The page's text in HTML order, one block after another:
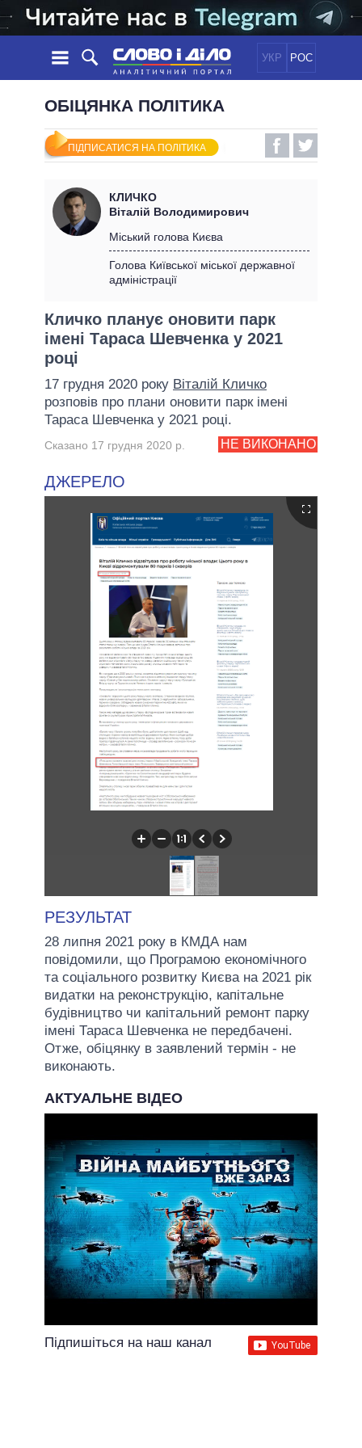
УКР РОС
НОВИНИ
СТРІЧКА
ПОДІЇ
СТАТТІ
ДУМКИ
ОГЛЯДИ
ДАЙДЖЕСТИ
ПОЛІТИКА
ЕКОНОМІКА
СВІТ
ОБIЦЯНКИ
УСІ ПОЛІТИКИ
ПРЕЗИДЕНТ І ОФІС
КАБІНЕТ МІНІСТРІВ
МЕРИ МІСТ
ВСІ ПЕРСОНИ
ІНФОГРАФІКА
ВІДЕО
ПІДТРИМАТИ
ПОРІВНЯННЯ ПОЛІТИКІВ
ОБІЦЯНКА ПОЛІТИКА
ПІДПИСАТИСЯ НА ПОЛІТИКА
КЛИЧКО
Віталій Володимирович
Міський голова Києва
Голова Київської міської державної
адміністрації
Кличко планує оновити парк
імені Тараса Шевченка у 2021
році
17 грудня 2020 року Віталій Кличко
розповів про плани оновити парк імені
Тараса Шевченка у 2021 році.
НЕ ВИКОНАНО
Сказано 17 грудня 2020 р.
ДЖЕРЕЛО
РЕЗУЛЬТАТ
28 липня 2021 року в КМДА нам
повідомили, що Програмою економічного
та соціального розвитку Києва на 2021 рік
видатки на реконструкцію, капітальне
будівництво чи капітальний ремонт парку
імені Тараса Шевченка не передбачені.
Отже, обіцянку в заявлений термін - не
виконають.
АКТУАЛЬНЕ ВІДЕО
Підпишіться на наш канал